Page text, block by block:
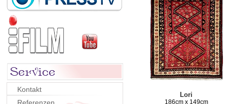
Kontakt
Referenzen
Lori
186cm x 149cm